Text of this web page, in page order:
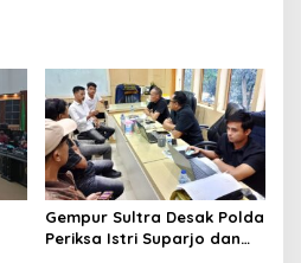
Gempur Sultra Desak Polda
Periksa Istri Suparjo dan